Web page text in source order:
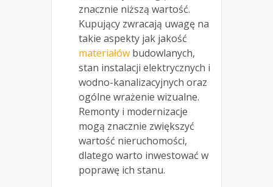
znacznie niższą wartość.
Kupujący zwracają uwagę na
takie aspekty jak jakość
materiałów budowlanych,
stan instalacji elektrycznych i
wodno-kanalizacyjnych oraz
ogólne wrażenie wizualne.
Remonty i modernizacje
mogą znacznie zwiększyć
wartość nieruchomości,
dlatego warto inwestować w
poprawę ich stanu.